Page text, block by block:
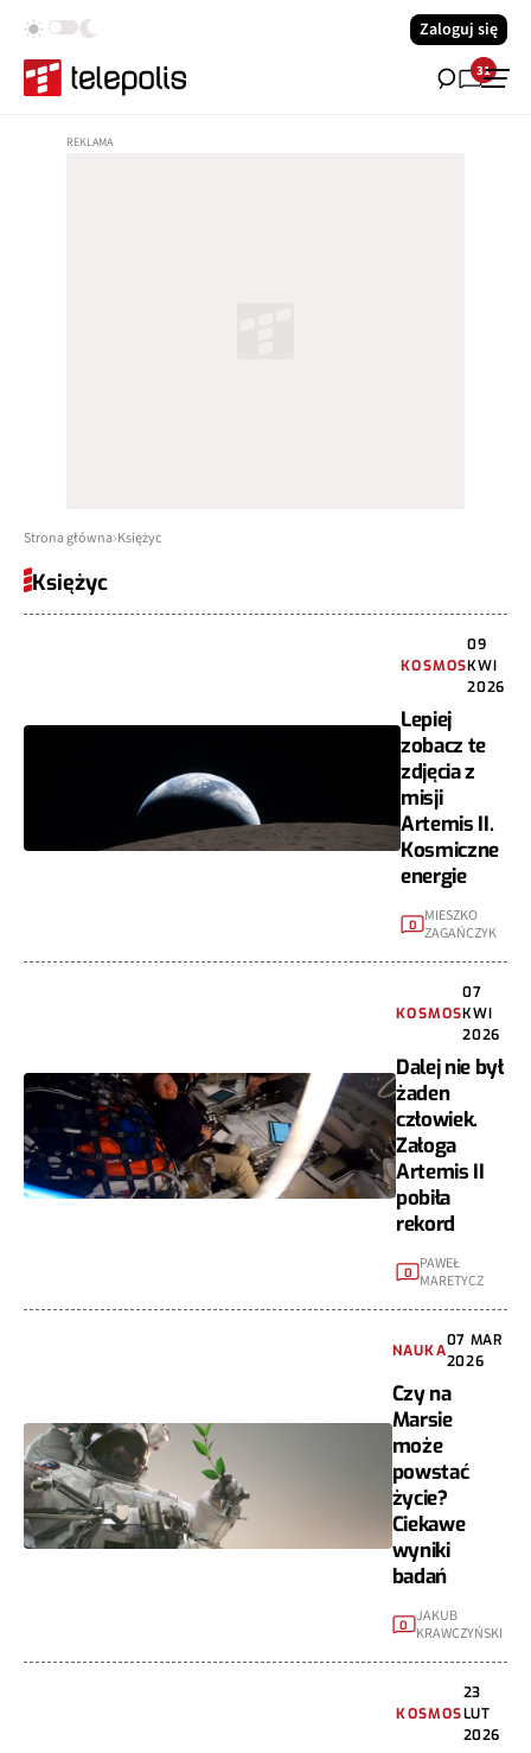
Zaloguj się
31
Strona główna Księżyc
Księżyc
KOSMOS
09
KWI
2026
Lepiej
zobacz te
zdjęcia z
misji
Artemis II.
Kosmiczne
energie
0
MIESZKO
ZAGAŃCZYK
KOSMOS
07
KWI
2026
Dalej nie był
żaden
człowiek.
Załoga
Artemis II
pobiła
rekord
0
PAWEŁ
MARETYCZ
NAUKA
07 MAR
2026
Czy na
Marsie
może
powstać
życie?
Ciekawe
wyniki
badań
0
JAKUB
KRAWCZYŃSKI
KOSMOS
23
LUT
2026